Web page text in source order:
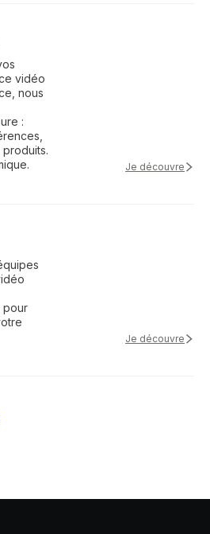
vidéo
nous
:
Je découvre
pour
Je découvre